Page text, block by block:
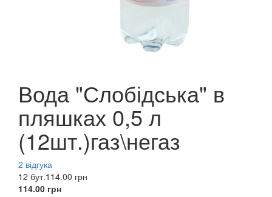
Вода "Слобідська" в
пляшках 0,5 л
(12шт.)газ\негаз
2 відгука
12 бут.114.00 грн
114.00 грн